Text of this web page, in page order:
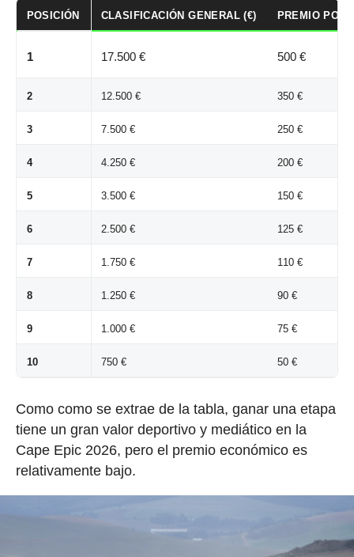
POSICIÓN CLASIFICACIÓN GENERAL (€) PREMIO POR
1 17.500 € 500 €
2 12.500 € 350 €
3 7.500 € 250 €
4 4.250 € 200 €
5 3.500 € 150 €
6 2.500 € 125 €
7 1.750 € 110 €
8 1.250 € 90 €
9 1.000 € 75 €
10 750 € 50 €
Como como se extrae de la tabla, ganar una etapa
tiene un gran valor deportivo y mediático en la
Cape Epic 2026, pero el premio económico es
relativamente bajo.